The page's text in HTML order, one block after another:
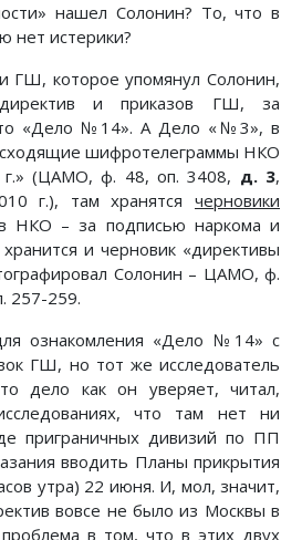
нашел Солонин? То, что в
нет истерики?
ГШ, которое упомянул Солонин,
директив и приказов ГШ, за
«Дело №14». А Дело «№3», в
шифротелеграммы НКО
(ЦАМО, ф. 48, оп. 3408, д. 3,
г.), там хранятся черновики
НКО – за подписью наркома и
и черновик «директивы
Солонин – ЦАМО, ф.
257-259.
ознакомления «Дело №14» с
ГШ, но тот же исследователь
дело как он уверяет, читал,
что там нет ни
приграничных дивизий по ПП
вводить Планы прикрытия
утра) 22 июня. И, мол, значит,
вовсе не было из Москвы в
в том, что в этих двух